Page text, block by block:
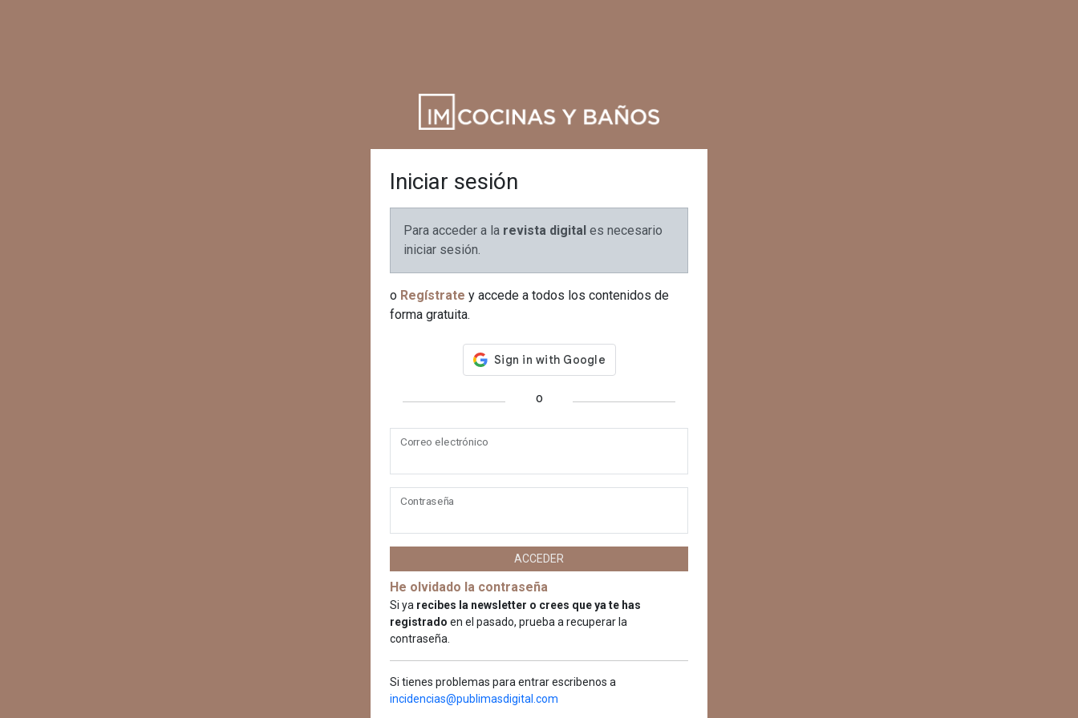
Iniciar sesión
Para acceder a la revista digital es necesario
iniciar sesión.
o Regístrate y accede a todos los contenidos de
forma gratuita.
o
Correo electrónico
Contraseña
ACCEDER
He olvidado la contraseña
Si ya recibes la newsletter o crees que ya te has
registrado en el pasado, prueba a recuperar la
contraseña.
Si tienes problemas para entrar escribenos a
incidencias@publimasdigital.com